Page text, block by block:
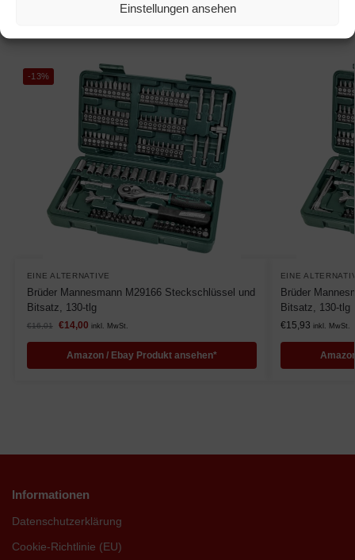
Einstellungen ansehen
-13%
EINE ALTERNATIVE
Brüder Mannesmann M29166 Steckschlüssel und
Bitsatz, 130-tlg
€16,01 €14,00 inkl. MwSt.
Amazon / Ebay Produkt ansehen*
EINE
Brüder
Bitsatz, 130-tlg
€15,93 inkl. MwSt.
Informationen
Datenschutzerklärung
Cookie-Richtlinie (EU)